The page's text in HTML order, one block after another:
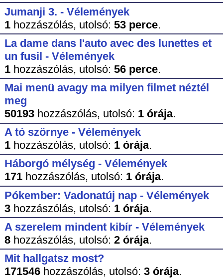
Jumanji 3. - Vélemények
1hozzászólás, utolsó: 53 perce.
La dame dans l'auto avec des lunettes et
un fusil - Vélemények
1hozzászólás, utolsó: 56 perce.
Mai menü avagy ma milyen filmet néztél
meg
50193hozzászólás, utolsó: 1 órája.
A tó szörnye - Vélemények
1hozzászólás, utolsó: 1 órája.
Háborgó mélység - Vélemények
171hozzászólás, utolsó: 1 órája.
Pókember: Vadonatúj nap - Vélemények
3hozzászólás, utolsó: 1 órája.
A szerelem mindent kibír - Vélemények
8hozzászólás, utolsó: 2 órája.
Mit hallgatsz most?
171546hozzászólás, utolsó: 3 órája.